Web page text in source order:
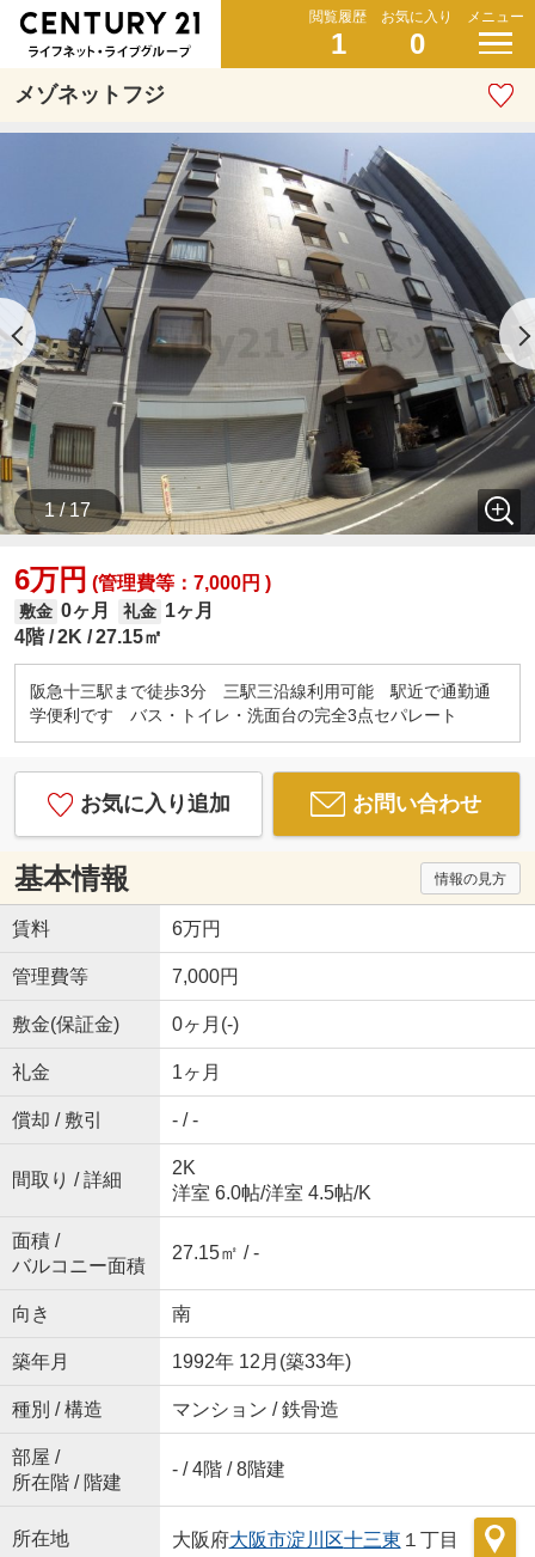
閲覧履歴
1
お気に入り
0
メニュー
メゾネットフジ
1 / 17
6万円 (管理費等：7,000円 )
敷金 0ヶ月 礼金 1ヶ月
4階 2K 27.15㎡
阪急十三駅まで徒歩3分 三駅三沿線利用可能 駅近で通勤通
学便利です バス・トイレ・洗面台の完全3点セパレート
お気に入り追加 お問い合わせ
基本情報 情報の見方
賃料 6万円
管理費等 7,000円
敷金(保証金) 0ヶ月(-)
礼金 1ヶ月
償却 / 敷引 - / -
間取り / 詳細
2K
洋室 6.0帖/洋室 4.5帖/K
面積 /
バルコニー面積
27.15㎡ / -
向き 南
築年月 1992年 12月(築33年)
種別 / 構造 マンション / 鉄骨造
部屋 /
所在階 / 階建
- / 4階 / 8階建
所在地 大阪府大阪市淀川区十三東 １丁目